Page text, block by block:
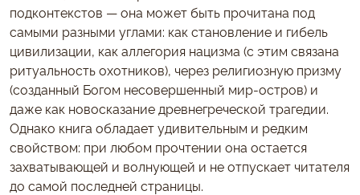
подконтекстов — она может быть прочитана под
самыми разными углами: как становление и гибель
цивилизации, как аллегория нацизма (с этим связана
ритуальность охотников), через религиозную призму
(созданный Богом несовершенный мир-остров) и
даже как новосказание древнегреческой трагедии.
Однако книга обладает удивительным и редким
свойством: при любом прочтении она остается
захватывающей и волнующей и не отпускает читателя
до самой последней страницы.